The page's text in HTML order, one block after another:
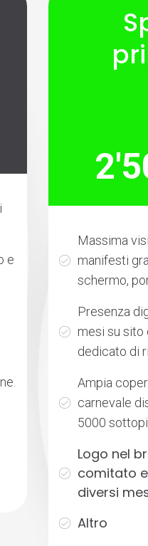
e
Massima
manifesti
schermo,
Presenza
mesi su sito
dedicato di
Ampia
carnevale
5000
Logo nel
comitato
diversi
Altro